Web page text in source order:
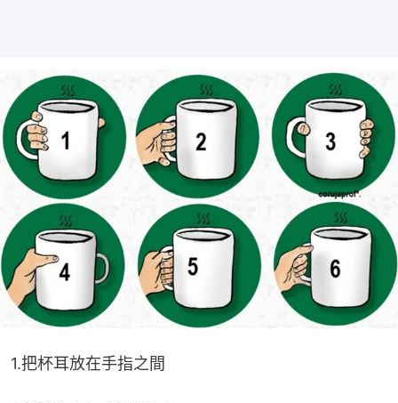
1.把杯耳放在手指之間